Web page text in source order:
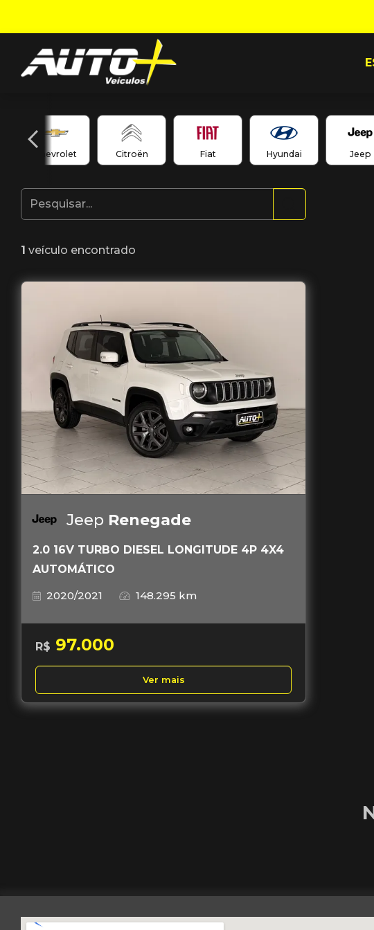
Chevrolet Citroën Fiat Hyundai Jeep
1 veículo encontrado
Jeep Renegade
2.0 16V TURBO DIESEL LONGITUDE 4P 4X4
AUTOMÁTICO
2020/2021
148.295 km
R$ 97.000
Ver mais